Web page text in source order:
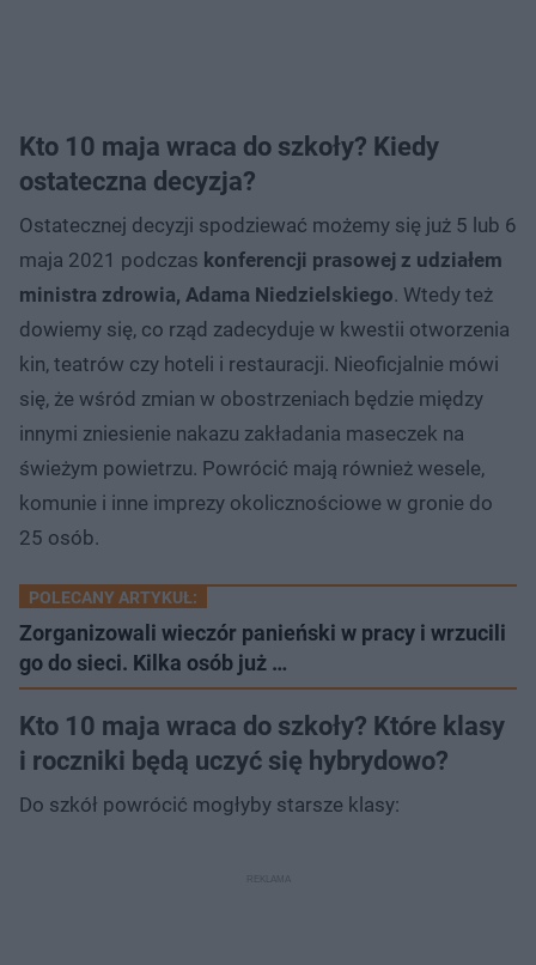
Kto 10 maja wraca do szkoły? Kiedy
ostateczna decyzja?
Ostatecznej decyzji spodziewać możemy się już 5 lub 6
maja 2021 podczas konferencji prasowej z udziałem
ministra zdrowia, Adama Niedzielskiego. Wtedy też
dowiemy się, co rząd zadecyduje w kwestii otworzenia
kin, teatrów czy hoteli i restauracji. Nieoficjalnie mówi
się, że wśród zmian w obostrzeniach będzie między
innymi zniesienie nakazu zakładania maseczek na
świeżym powietrzu. Powrócić mają również wesele,
komunie i inne imprezy okolicznościowe w gronie do
25 osób.
POLECANY ARTYKUŁ:
Zorganizowali wieczór panieński w pracy i wrzucili
go do sieci. Kilka osób już …
Kto 10 maja wraca do szkoły? Które klasy
i roczniki będą uczyć się hybrydowo?
Do szkół powrócić mogłyby starsze klasy: